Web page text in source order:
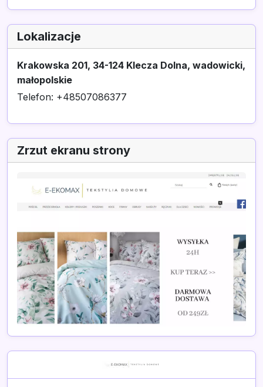
Lokalizacje
Krakowska 201, 34-124 Klecza Dolna, wadowicki,
małopolskie
Telefon: +48507086377
Zrzut ekranu strony